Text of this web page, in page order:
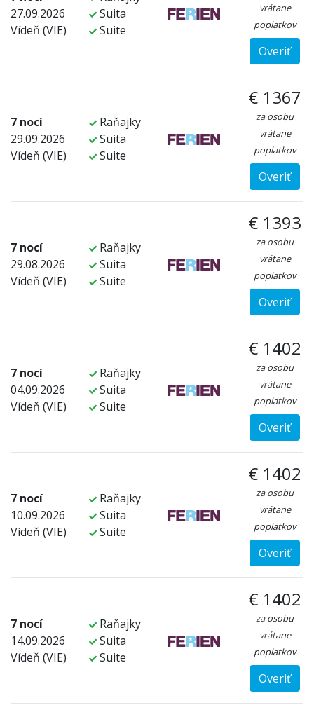
27.09.2026
Vídeň (VIE)
Suita
Suite
vrátane
poplatkov
Overiť
7 nocí
29.09.2026
Vídeň (VIE)
Raňajky
Suita
Suite
€ 1367
za osobu
vrátane
poplatkov
Overiť
7 nocí
29.08.2026
Vídeň (VIE)
Raňajky
Suita
Suite
€ 1393
za osobu
vrátane
poplatkov
Overiť
7 nocí
04.09.2026
Vídeň (VIE)
Raňajky
Suita
Suite
€ 1402
za osobu
vrátane
poplatkov
Overiť
7 nocí
10.09.2026
Vídeň (VIE)
Raňajky
Suita
Suite
€ 1402
za osobu
vrátane
poplatkov
Overiť
7 nocí
14.09.2026
Vídeň (VIE)
Raňajky
Suita
Suite
€ 1402
za osobu
vrátane
poplatkov
Overiť